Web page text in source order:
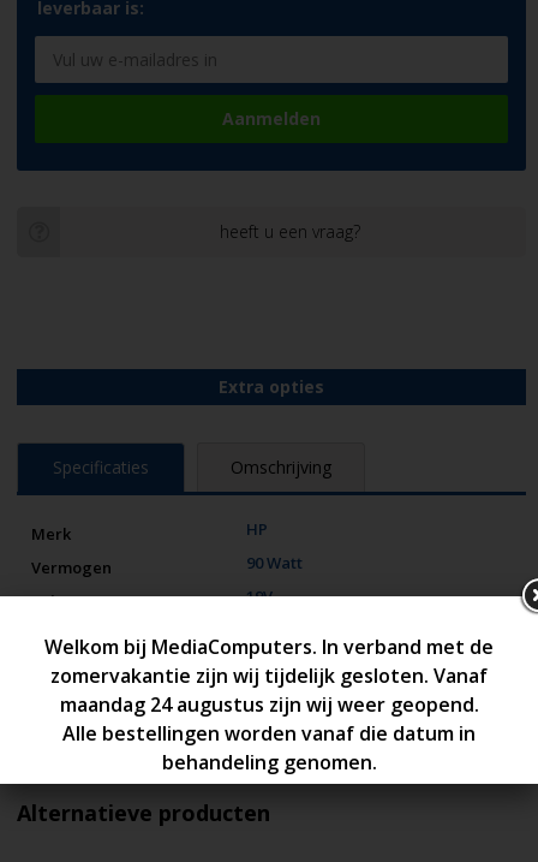
leverbaar is:
Aanmelden
heeft u een vraag?
Extra opties
Specificaties Omschrijving
Merk
HP
Vermogen
90 Watt
Volt
19V
Ampére
Connector
7.4mm x 5.0mm Smart PIN
Garantie
1 Jaar
Conditie
Nieuw
Alternatieve producten